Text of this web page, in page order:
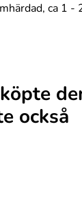
ca 1 -
också